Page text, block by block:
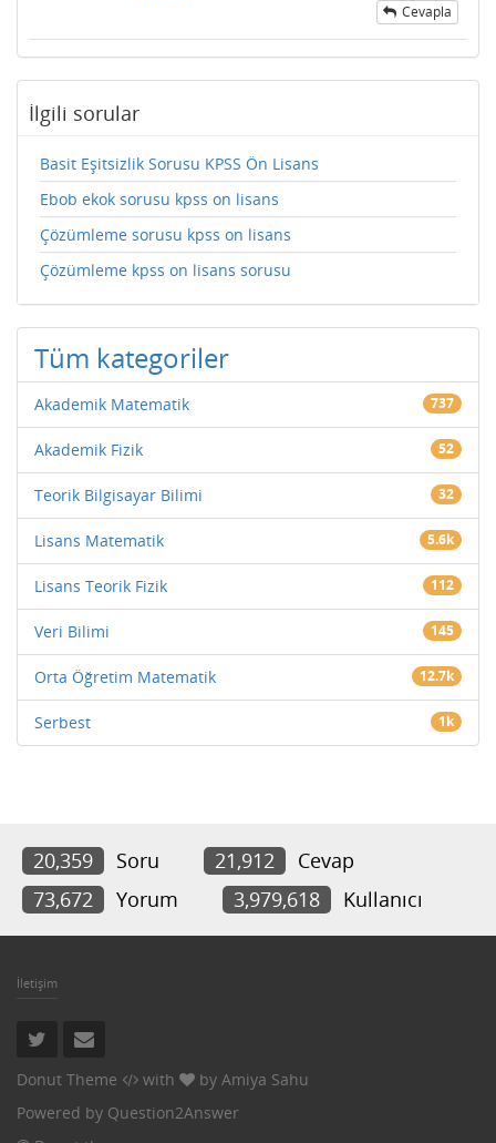
Cevapla
İlgili sorular
Basit Eşitsizlik Sorusu KPSS Ön Lisans
Ebob ekok sorusu kpss on lisans
Çözümleme sorusu kpss on lisans
Çözümleme kpss on lisans sorusu
Tüm kategoriler
Akademik Matematik 737
Akademik Fizik 52
Teorik Bilgisayar Bilimi 32
Lisans Matematik 5.6k
Lisans Teorik Fizik 112
Veri Bilimi 145
Orta Öğretim Matematik 12.7k
Serbest 1k
20,359 Soru 21,912
Cevap
73,672
Yorum 3,979,618 Kullanıcı
İletişim
Donut Theme with by Amiya Sahu
Powered by Question2Answer